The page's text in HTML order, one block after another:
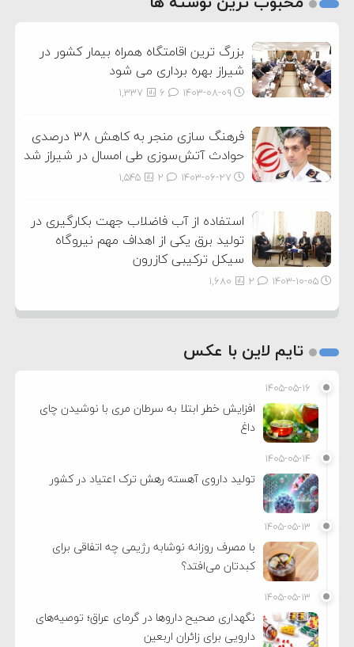
بزرگ ترین اقامتگاه همراه بیمار کشور در
شیراز بهره برداری می شود
۱۴۰۳-۰۸-۰۹ 1,337
فرهنگ سازی منجر به کاهش ۳۸ درصدی
حوادث آتش‌سوزی طی امسال در شیراز شد
۱۴۰۳-۰۶-۲۷ 1,545
استفاده از آب فاضلاب جهت بکارگیری در
تولید برق یکی از اهداف مهم نیروگاه
سیکل ترکیبی کازرون
۱۴۰۳-۱۰-۰۵ 1,680
تایم لاین با عکس
۱۴۰۵-۰۵-۱۶
افزایش خطر ابتلا به سرطان مری با نوشیدن چای
داغ
۱۴۰۵-۰۵-۱۴
تولید داروی آهسته رهش ترک اعتیاد در کشور
۱۴۰۵-۰۵-۱۳
با مصرف روزانه نوشابه رژیمی چه اتفاقی برای
کبدتان می‌افتد؟
۱۴۰۵-۰۵-۱۳
نگهداری صحیح داروها در گرمای عراق؛ توصیه‌های
دارویی برای زائران اربعین